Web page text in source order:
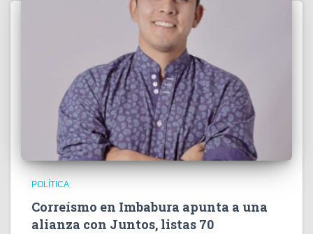
POLÍTICA
Correísmo en Imbabura apunta a una
alianza con Juntos, listas 70